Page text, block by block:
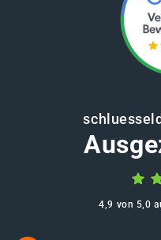
4,9 von 5,0